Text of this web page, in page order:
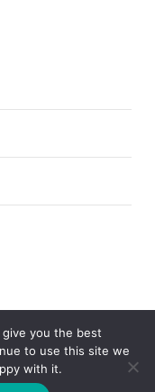
Spiracle Themes
you the best
to use this site we
with it.